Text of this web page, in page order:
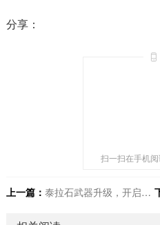
分享：
扫一扫在手机
上一篇： 泰拉石武器升级，开启全新战斗之旅